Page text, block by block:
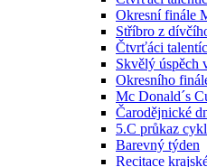
Okresní finále
Stříbro z
Čtvrťáci
Skvělý úspěch
Okresního
Mc Donald´s
Čarodějnické
5.C průkaz
Barevný týden
Recitace